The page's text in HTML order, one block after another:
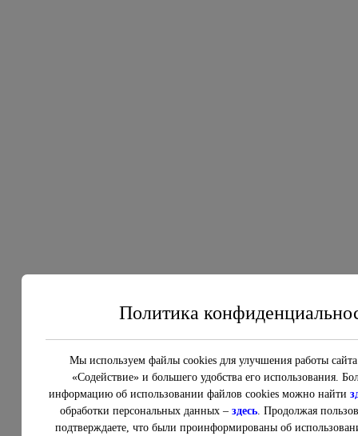
Политика
Мы используем файлы cookies для улучшения работы
«Содействие» и большего удобства его использования.
информацию об использовании файлов cookies можно найти
обработки персональных данных – здесь. Продолжая
подтверждаете, что были проинформированы об